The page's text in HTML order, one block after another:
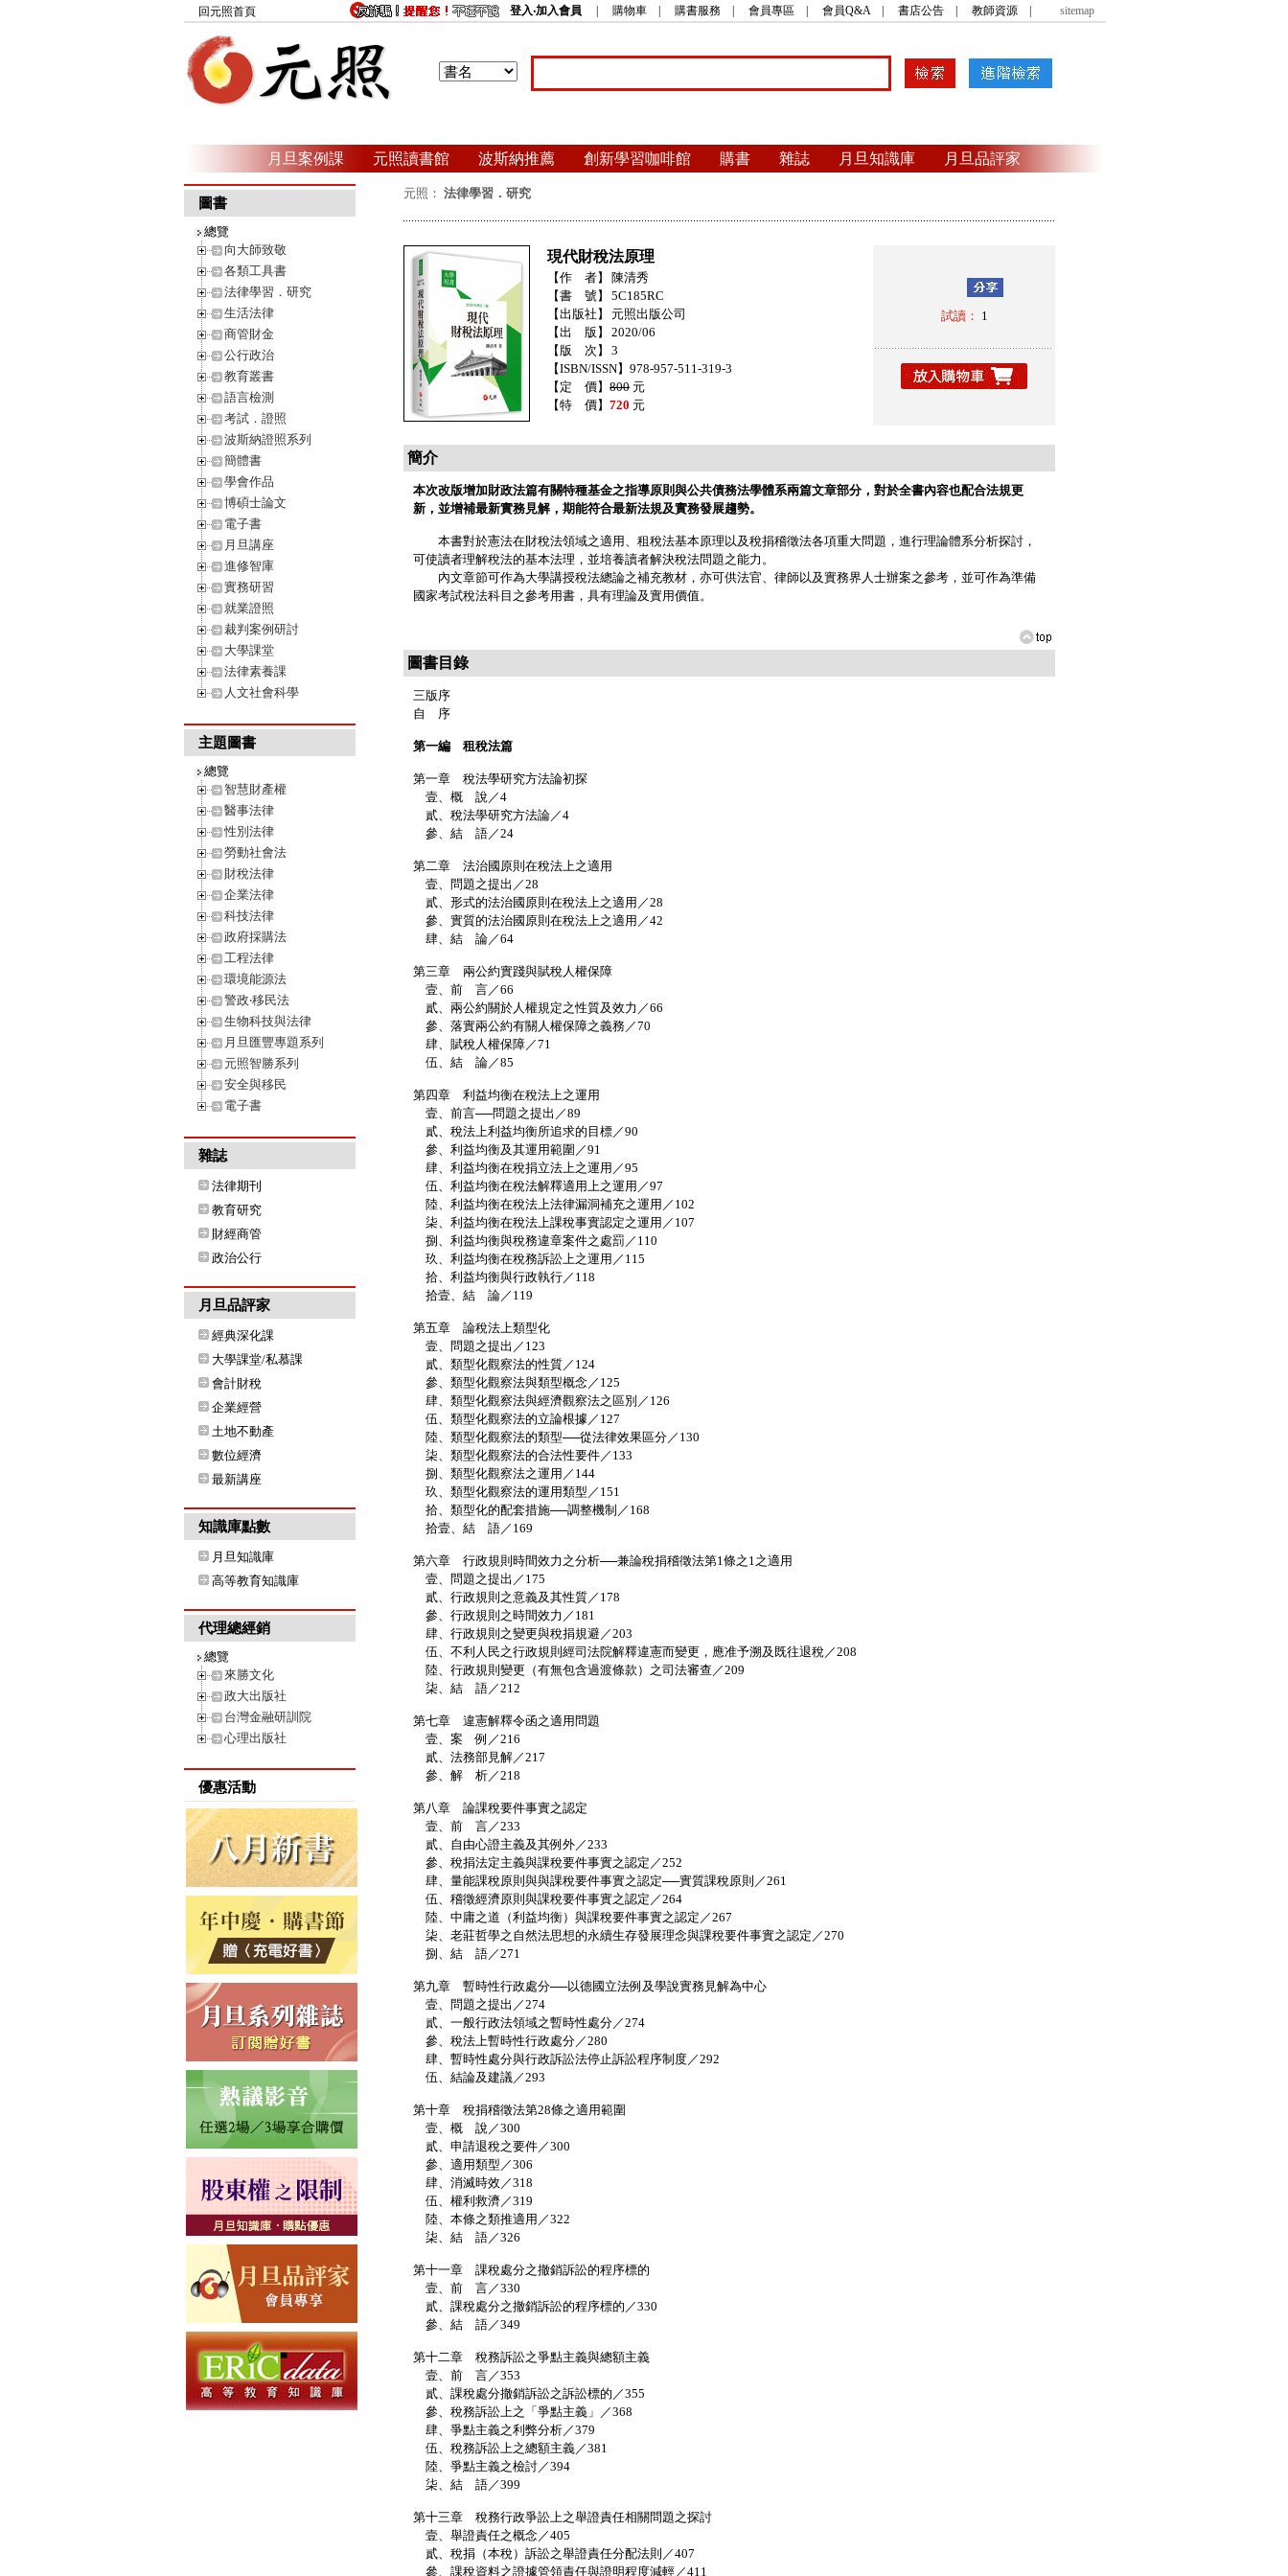
回元照首頁 登入‧加入會員 購物車 購書服務 會員專區 會員Q&A| 書店公告 教師資源 sitemap
月旦案例課 元照讀書館 波斯納推薦 創新學習咖啡館 購書 雜誌 月旦知識庫 月旦品評家
圖書
總覽
向大師致敬
各類工具書
法律學習．研究
生活法律
商管財金
公行政治
教育叢書
語言檢測
考試．證照
波斯納證照系列
簡體書
學會作品
博碩士論文
電子書
月旦講座
進修智庫
實務研習
就業證照
裁判案例研討
大學課堂
法律素養課
人文社會科學
主題圖書
總覽
智慧財產權
醫事法律
性別法律
勞動社會法
財稅法律
企業法律
科技法律
政府採購法
工程法律
環境能源法
警政‧移民法
生物科技與法律
月旦匯豐專題系列
元照智勝系列
安全與移民
電子書
雜誌
法律期刊
教育研究
財經商管
政治公行
月旦品評家
經典深化課
大學課堂/私慕課
會計財稅
企業經營
土地不動產
數位經濟
最新講座
知識庫點數
月旦知識庫
高等教育知識庫
代理總經銷
總覽
來勝文化
政大出版社
台灣金融研訓院
心理出版社
優惠活動
元照： 法律學習．研究
現代財稅法原理
【作 者】
陳清秀
【書 號】
5C185RC
【出版社】
元照出版公司
【出 版】
2020/06
【版 次】
3
【ISBN/ISSN】978-957-511-319-3
【定 價】 800 元
【特 價】 720 元
試讀： 1
簡介
本次改版增加財政法篇有關特種基金之指導原則與公共債務法學體系兩篇文章部分，對於全書內容也配合法規更
新，並增補最新實務見解，期能符合最新法規及實務發展趨勢。
本書對於憲法在財稅法領域之適用、租稅法基本原理以及稅捐稽徵法各項重大問題，進行理論體系分析探討，
可使讀者理解稅法的基本法理，並培養讀者解決稅法問題之能力。
內文章節可作為大學講授稅法總論之補充教材，亦可供法官、律師以及實務界人士辦案之參考，並可作為準備
國家考試稅法科目之參考用書，具有理論及實用價值。
圖書目錄
三版序
自 序
第一編 租稅法篇
第一章 稅法學研究方法論初探
壹、概 說／4
貳、稅法學研究方法論／4
參、結 語／24
第二章 法治國原則在稅法上之適用
壹、問題之提出／28
貳、形式的法治國原則在稅法上之適用／28
參、實質的法治國原則在稅法上之適用／42
肆、結 論／64
第三章 兩公約實踐與賦稅人權保障
壹、前 言／66
貳、兩公約關於人權規定之性質及效力／66
參、落實兩公約有關人權保障之義務／70
肆、賦稅人權保障／71
伍、結 論／85
第四章 利益均衡在稅法上之運用
壹、前言──問題之提出／89
貳、稅法上利益均衡所追求的目標／90
參、利益均衡及其運用範圍／91
肆、利益均衡在稅捐立法上之運用／95
伍、利益均衡在稅法解釋適用上之運用／97
陸、利益均衡在稅法上法律漏洞補充之運用／102
柒、利益均衡在稅法上課稅事實認定之運用／107
捌、利益均衡與稅務違章案件之處罰／110
玖、利益均衡在稅務訴訟上之運用／115
拾、利益均衡與行政執行／118
拾壹、結 論／119
第五章 論稅法上類型化
壹、問題之提出／123
貳、類型化觀察法的性質／124
參、類型化觀察法與類型概念／125
肆、類型化觀察法與經濟觀察法之區別／126
伍、類型化觀察法的立論根據／127
陸、類型化觀察法的類型──從法律效果區分／130
柒、類型化觀察法的合法性要件／133
捌、類型化觀察法之運用／144
玖、類型化觀察法的運用類型／151
拾、類型化的配套措施──調整機制／168
拾壹、結 語／169
第六章 行政規則時間效力之分析──兼論稅捐稽徵法第1條之1之適用
壹、問題之提出／175
貳、行政規則之意義及其性質／178
參、行政規則之時間效力／181
肆、行政規則之變更與稅捐規避／203
伍、不利人民之行政規則經司法院解釋違憲而變更，應准予溯及既往退稅／208
陸、行政規則變更（有無包含過渡條款）之司法審查／209
柒、結 語／212
第七章 違憲解釋令函之適用問題
壹、案 例／216
貳、法務部見解／217
參、解 析／218
第八章 論課稅要件事實之認定
壹、前 言／233
貳、自由心證主義及其例外／233
參、稅捐法定主義與課稅要件事實之認定／252
肆、量能課稅原則與與課稅要件事實之認定──實質課稅原則／261
伍、稽徵經濟原則與課稅要件事實之認定／264
陸、中庸之道（利益均衡）與課稅要件事實之認定／267
柒、老莊哲學之自然法思想的永續生存發展理念與課稅要件事實之認定／270
捌、結 語／271
第九章 暫時性行政處分──以德國立法例及學說實務見解為中心
壹、問題之提出／274
貳、一般行政法領域之暫時性處分／274
參、稅法上暫時性行政處分／280
肆、暫時性處分與行政訴訟法停止訴訟程序制度／292
伍、結論及建議／293
第十章 稅捐稽徵法第28條之適用範圍
壹、概 說／300
貳、申請退稅之要件／300
參、適用類型／306
肆、消滅時效／318
伍、權利救濟／319
陸、本條之類推適用／322
柒、結 語／326
第十一章 課稅處分之撤銷訴訟的程序標的
壹、前 言／330
貳、課稅處分之撤銷訴訟的程序標的／330
參、結 語／349
第十二章 稅務訴訟之爭點主義與總額主義
壹、前 言／353
貳、課稅處分撤銷訴訟之訴訟標的／355
參、稅務訴訟上之「爭點主義」／368
肆、爭點主義之利弊分析／379
伍、稅務訴訟上之總額主義／381
陸、爭點主義之檢討／394
柒、結 語／399
第十三章 稅務行政爭訟上之舉證責任相關問題之探討
壹、舉證責任之概念／405
貳、稅捐（本稅）訴訟之舉證責任分配法則／407
參、課稅資料之證據管領責任與證明程度減輕／411